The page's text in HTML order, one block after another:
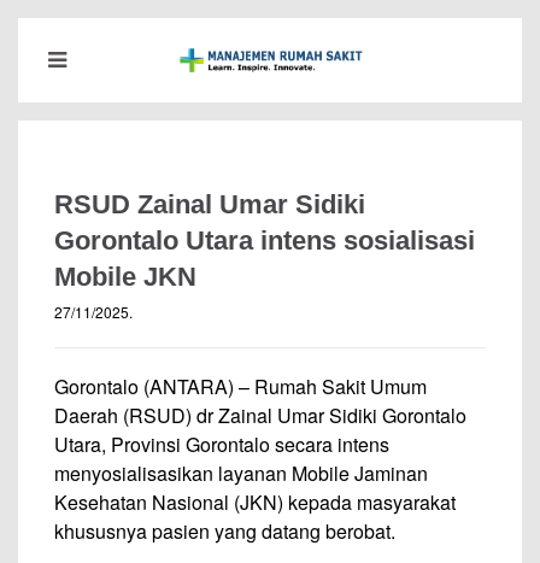
RSUD Zainal Umar Sidiki
Gorontalo Utara intens sosialisasi
Mobile JKN
27/11/2025.
Gorontalo (ANTARA) – Rumah Sakit Umum
Daerah (RSUD) dr Zainal Umar Sidiki Gorontalo
Utara, Provinsi Gorontalo secara intens
menyosialisasikan layanan Mobile Jaminan
Kesehatan Nasional (JKN) kepada masyarakat
khususnya pasien yang datang berobat.